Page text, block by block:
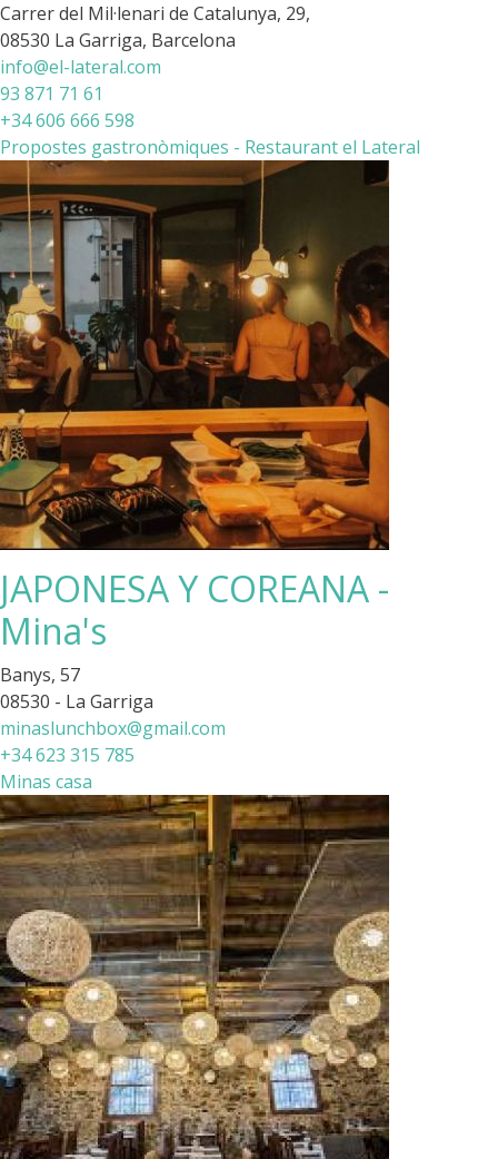
Carrer del Mil·lenari de Catalunya, 29,
08530 La Garriga, Barcelona
info@el-lateral.com
93 871 71 61
+34 606 666 598
Propostes gastronòmiques - Restaurant el Lateral
JAPONESA Y COREANA -
Mina's
Banys, 57
08530 - La Garriga
minaslunchbox@gmail.com
+34 623 315 785
Minas casa